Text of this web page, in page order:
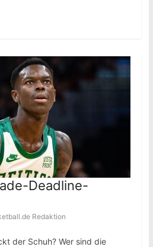
Deadline-
Redaktion
der Schuh? Wer sind die